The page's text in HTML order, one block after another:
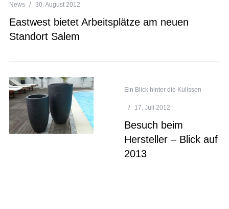
News 30. August 2012
Eastwest bietet Arbeitsplätze am neuen
Standort Salem
Ein Blick hinter die Kulissen
17. Juli 2012
Besuch beim
Hersteller – Blick auf
2013